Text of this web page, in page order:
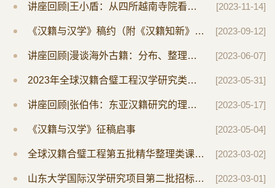
讲座回顾|王小盾：从四所越南寺院看域外汉籍的生存 [2023-11-14]
《汉籍与汉学》稿约（附《汉籍知新》稿约） [2023-09-12]
讲座回顾|漫谈海外古籍：分布、整理、探秘——以北美为中心 [2023-06-07]
2023年全球汉籍合璧工程汉学研究类课题申报通知 [2023-05-31]
讲座回顾|张伯伟：东亚汉籍研究的理论与方法 [2023-05-17]
《汉籍与汉学》征稿启事 [2023-05-04]
全球汉籍合璧工程第五批精华整理类课题招标公示 [2023-03-02]
山东大学国际汉学研究项目第二批招标启事 [2023-03-01]